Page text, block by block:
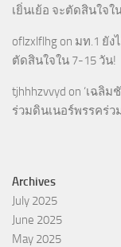
เยิ่นเย้อ จะตัดสินใจใ
oflzxlflhg on มท.1 ยัง
ตัดสินใจใน 7-15 วัน!
tjhhhzvvyd on ‘เฉลิม
ร่วมดินเนอร์พรรคร่ว
Archives
July 2025
June 2025
May 2025